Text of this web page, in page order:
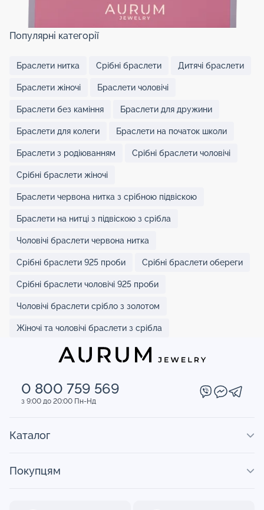
Популярні категорії
Браслети нитка Срібні браслети Дитячі браслети
Браслети жіночі Браслети чоловічі
Браслети без каміння Браслети для дружини
Браслети для колеги Браслети на початок школи
Браслети з родіюванням Срібні браслети чоловічі
Срібні браслети жіночі
Браслети червона нитка з срібною підвіскою
Браслети на нитці з підвіскою з срібла
Чоловічі браслети червона нитка
Срібні браслети 925 проби Срібні браслети обереги
Срібні браслети чоловічі 925 проби
Чоловічі браслети срібло з золотом
Жіночі та чоловічі браслети з срібла
0 800 759 569
з 9:00 до 20:00 Пн-Нд
Каталог
Покупцям